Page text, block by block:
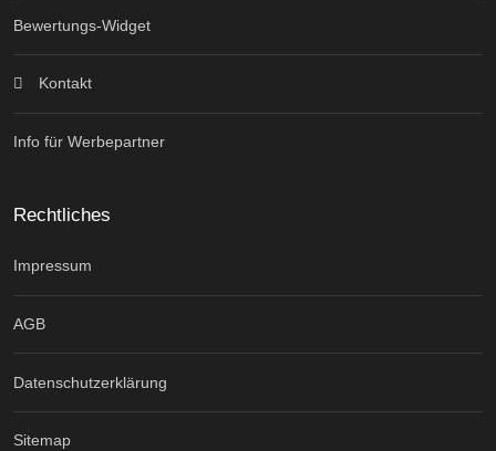
Bewertungs-Widget
Kontakt
Info für Werbepartner
Rechtliches
Impressum
AGB
Datenschutzerklärung
Sitemap